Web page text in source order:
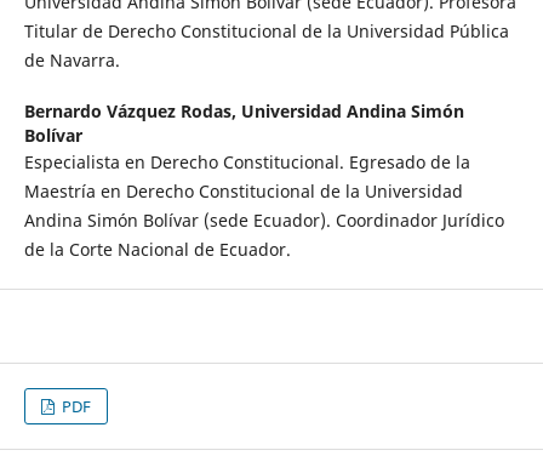
Titular de Derecho Constitucional de la Universidad Pública
de Navarra.
Bernardo Vázquez Rodas, Universidad Andina Simón
Bolívar
Especialista en Derecho Constitucional. Egresado de la
Maestría en Derecho Constitucional de la Universidad
Andina Simón Bolívar (sede Ecuador). Coordinador Jurídico
de la Corte Nacional de Ecuador.
PDF